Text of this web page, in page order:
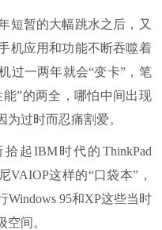
暂的大幅跳水之后，又
机应用和功能不断吞噬着
过一两年就会“变卡”，笔
”的两全，哪怕中间出现
过时而忍痛割爱。
IBM时代的ThinkPad
VAIOP这样的“口袋本”，
95和XP这些当时
间。